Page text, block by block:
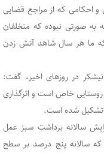
و احکامی که از مراجع قضایی
به صورتی نبوده که متخلفان
که ما هر سال شاهد آتش زدن
در روزهای اخیر، گفت:
خاص است و اثرگذاری
تشکیل شده است.
سالانه برداشت سبز عمل
سالانه پنج درصد بر سطح